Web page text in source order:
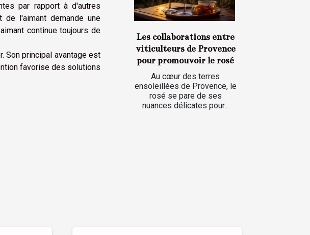
par rapport à d'autres
de l'aimant demande une
continue toujours de
Son principal avantage est
favorise des solutions
Les collaborations entre
viticulteurs de Provence
pour promouvoir le rosé
Au cœur des terres
ensoleillées de Provence, le
rosé se pare de ses
nuances délicates pour...